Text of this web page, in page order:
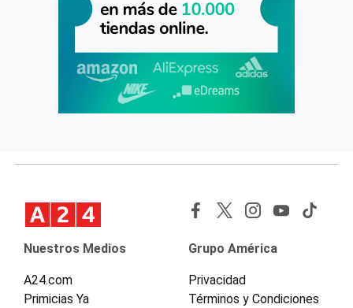
Nuestros Medios
A24.com
Primicias Ya
Grupo América
Privacidad
Términos y Condiciones